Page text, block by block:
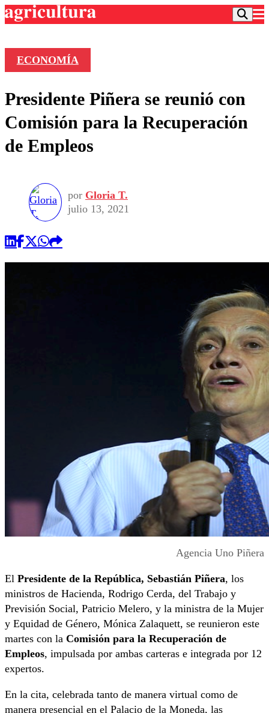
Frecuencias
Agricultura TV
Deportes
Colo Colo
Seleccion Chilena
Torneo Internacional
Entretención
Economía
Internacional
Publicaciones en medios
Opinión
ECONOMÍA
Presidente Piñera se reunió con
Comisión para la Recuperación
de Empleos
por Gloria T.
julio 13, 2021
Agencia Uno Piñera
El Presidente de la República, Sebastián Piñera, los
ministros de Hacienda, Rodrigo Cerda, del Trabajo y
Previsión Social, Patricio Melero, y la ministra de la Mujer
y Equidad de Género, Mónica Zalaquett, se reunieron este
martes con la Comisión para la Recuperación de
Empleos, impulsada por ambas carteras e integrada por 12
expertos.
En la cita, celebrada tanto de manera virtual como de
manera presencial en el Palacio de la Moneda, las